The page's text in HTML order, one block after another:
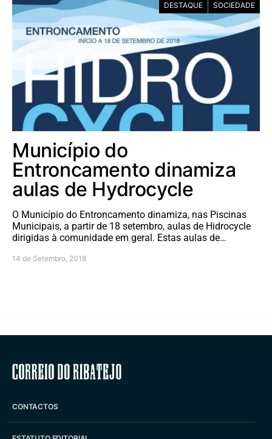
DESTAQUE SOCIEDADE
Município do
Entroncamento dinamiza
aulas de Hydrocycle
O Município do Entroncamento dinamiza, nas Piscinas
Municipais, a partir de 18 setembro, aulas de Hidrocycle
dirigidas à comunidade em geral. Estas aulas de…
14 de Setembro, 2018
Correio do Ribatejo
CONTACTOS